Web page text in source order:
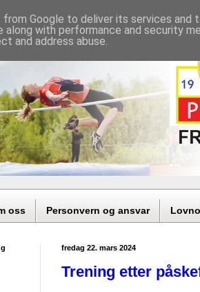
oss Personvern og ansvar
fredag 22. mars 2024
Trening etter
Google to deliver its services and
along with performance and security
and address abuse.